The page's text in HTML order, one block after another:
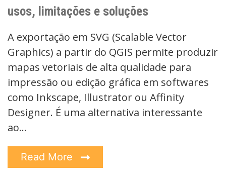
usos, limitações e soluções
A exportação em SVG (Scalable Vector
Graphics) a partir do QGIS permite produzir
mapas vetoriais de alta qualidade para
impressão ou edição gráfica em softwares
como Inkscape, Illustrator ou Affinity
Designer. É uma alternativa interessante
ao…
Read More